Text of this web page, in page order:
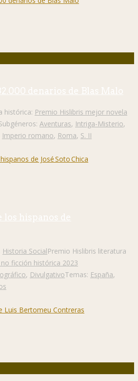
denarios de Blas Malo
histórica: Premio Hislibris mejor novela
Aventuras, Intriga-Misterio,
Imperio romano, Roma, S. II
los hispanos de
Historia SocialPremio Hislibris literatura
ficción histórica 2023
, DivulgativoTemas: España,